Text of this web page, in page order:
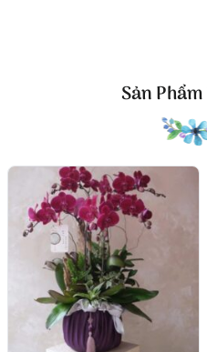
Salis với hình thái nhẹ
sung yếu tố bay bổng, lãng
Chính vì vậy, Brilliant
trang trí, mà còn là lời gửi
chúc mừng từ tận đáy lòng.
Dịp phù hợp để tặng chậu
Lan chậu nhỏmang tính
tặng trong nhiều dịp
khoảnh khắc cần thể
Tặng sinh nhật: Gửi đến
Sản